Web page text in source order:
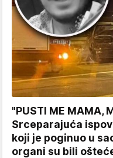
"PUSTI ME MAMA,
Srceparajuća
koji je poginuo u
organi su bili